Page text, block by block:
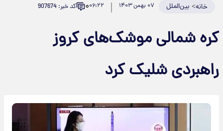
خانه> بین‌الملل ۰۷ بهمن ۱۴۰۳ ۰۶:۲۲۰ کد خبر: 907674
کره شمالی موشک‌های کروز
راهبردی شلیک کرد